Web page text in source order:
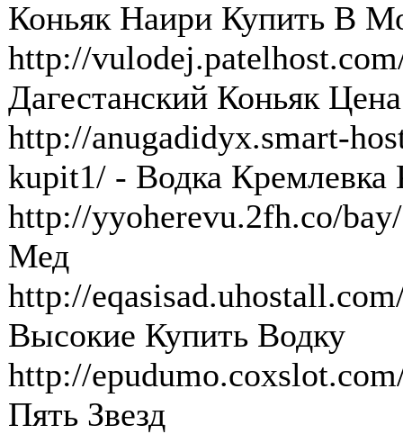
Коньяк Наири Купить В
http://
Дагестанский Коньяк Цена
http://anugadidyx.smart-
kupit1/ - Водка Кремлевка
http://yyoherevu.2fh.co/
Мед
http://
Высокие Купить Водку
http://
Пять Звезд